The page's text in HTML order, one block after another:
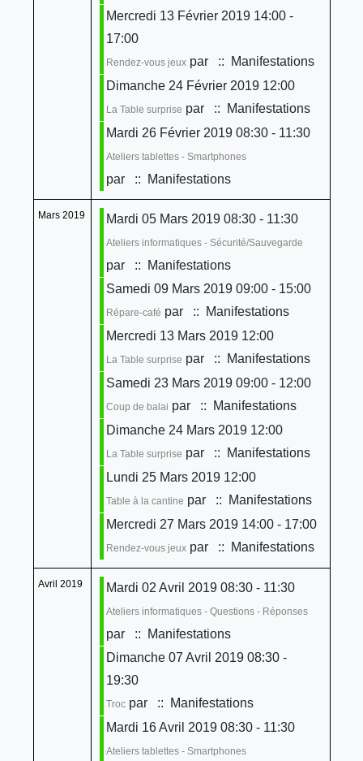
Mercredi 13 Février 2019 14:00 -
17:00
Rendez-vous jeuxpar
:: Manifestations
Dimanche 24 Février 2019 12:00
La Table surprise par
:: Manifestations
Mardi 26 Février 2019 08:30 - 11:30
Ateliers tablettes - Smartphones
par :: Manifestations
Mars 2019 Mardi 05 Mars 2019 08:30 - 11:30
Ateliers informatiques - Sécurité/Sauvegarde
par
:: Manifestations
Samedi 09 Mars 2019 09:00 - 15:00
Répare-café par
:: Manifestations
Mercredi 13 Mars 2019 12:00
La Table surprise par
:: Manifestations
Samedi 23 Mars 2019 09:00 - 12:00
Coup de balai par
:: Manifestations
Dimanche 24 Mars 2019 12:00
La Table surprise par
:: Manifestations
Lundi 25 Mars 2019 12:00
Table à la cantine par
:: Manifestations
Mercredi 27 Mars 2019 14:00 - 17:00
Rendez-vous jeuxpar :: Manifestations
Avril 2019 Mardi 02 Avril 2019 08:30 - 11:30
Ateliers informatiques - Questions - Réponses
par
:: Manifestations
Dimanche 07 Avril 2019 08:30 -
19:30
Trocpar
:: Manifestations
Mardi 16 Avril 2019 08:30 - 11:30
Ateliers tablettes - Smartphones